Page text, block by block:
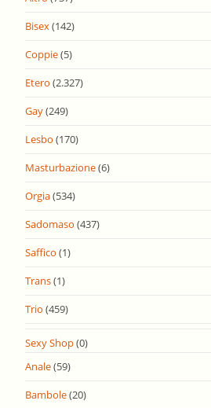
Bisex(142)
Coppie(5)
Etero (2.327)
Gay(249)
Lesbo (170)
Masturbazione(6)
Orgia(534)
Sadomaso (437)
Saffico (1)
Trans(1)
Trio (459)
Sexy Shop(0)
Anale(59)
Bambole(20)